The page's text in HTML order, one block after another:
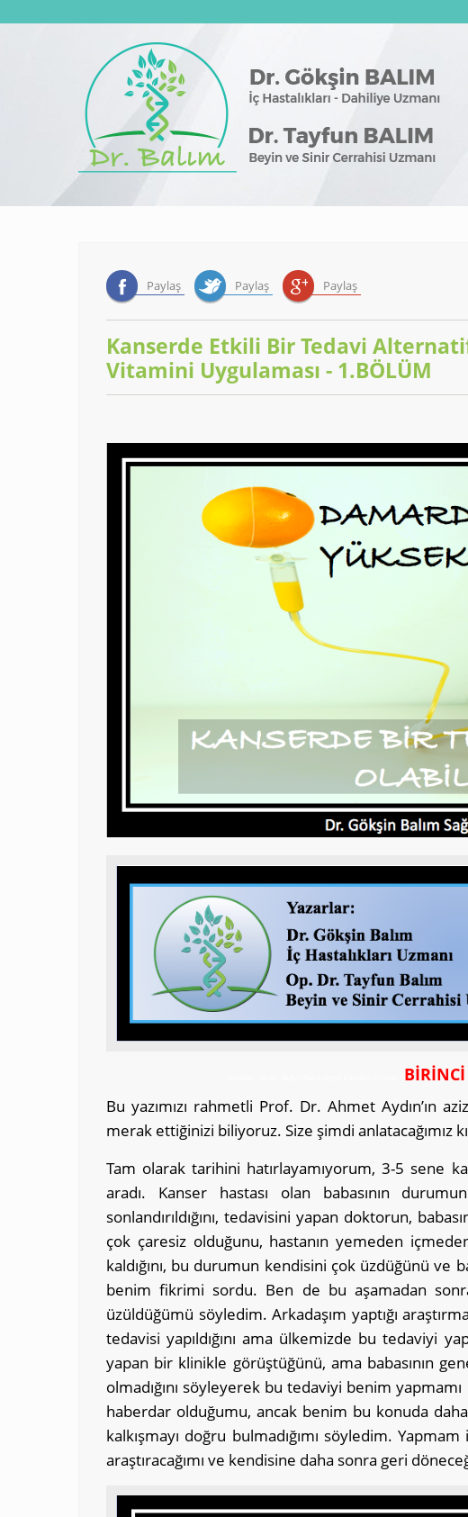
Paylaş Paylaş Paylaş
Kanserde Etkili Bir Tedavi
Vitamini Uygulaması - 1.BÖLÜM
Bu yazımızı rahmetli Prof. Dr. Ahmet Aydın’ın
merak ettiğinizi biliyoruz. Size şimdi anlatacağımız
Tam olarak tarihini hatırlayamıyorum, 3-5 sene
aradı. Kanser hastası olan babasının
sonlandırıldığını, tedavisini yapan doktorun,
çok çaresiz olduğunu, hastanın yemeden
kaldığını, bu durumun kendisini çok üzdüğünü
benim fikrimi sordu. Ben de bu aşamadan
üzüldüğümü söyledim. Arkadaşım yaptığı
tedavisi yapıldığını ama ülkemizde bu tedaviyi
yapan bir klinikle görüştüğünü, ama babasının
olmadığını söyleyerek bu tedaviyi benim
haberdar olduğumu, ancak benim bu konuda
kalkışmayı doğru bulmadığımı söyledim.
araştıracağımı ve kendisine daha sonra geri